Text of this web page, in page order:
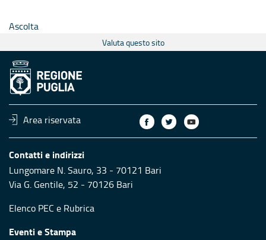
Ascolta
Valuta questo sito
Area riservata
Contatti e indirizzi
Lungomare N. Sauro, 33 - 70121 Bari
Via G. Gentile, 52 - 70126 Bari
Elenco PEC e Rubrica
Eventi e Stampa